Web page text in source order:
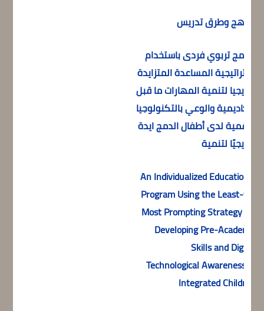
مناهج وطرق تدريس
برنامج تربوي فردى باستخدام
استراتيجية المساعدة المتزايدة
تدريجيا لتنمية المهارات ما قبل
الأكاديمية والوعي بالتكنولوجيا
الرقمية لدى أطفال الدمج ايدة
تدريجيًا لتنمية
An Individualized Educational
Program Using the Least-to-
Most Prompting Strategy for
Developing Pre-Academic
Skills and Digital
Technological Awareness of
Integrated Children